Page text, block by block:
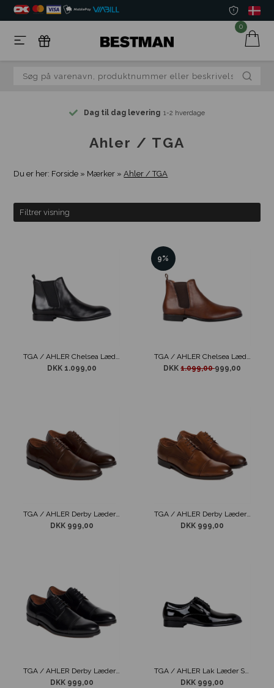
0
Dag til dag levering 1-2 hverdage
Ahler / TGA
Du er her: Forside » Mærker »Ahler / TGA
Filtrer visning
TGA / AHLER Chelsea Læder Støvle Sort
DKK 1.099,00
9%
TGA / AHLER Chelsea Læder Støvle Tan
DKK1.099,00999,00
TGA / AHLER Derby Læder Sko Brun
DKK 999,00
TGA / AHLER Derby Læder Sko Cognac
DKK 999,00
TGA / AHLER Derby Læder Sko Sort
DKK 999,00
TGA / AHLER Lak Læder Sko Sort
DKK 999,00